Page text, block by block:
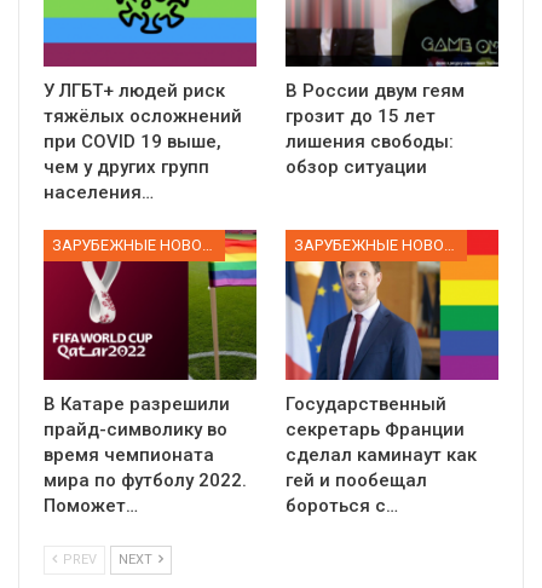
У ЛГБТ+ людей риск
тяжёлых осложнений
при COVID 19 выше,
чем у других групп
населения…
В России двум геям
грозит до 15 лет
лишения свободы:
обзор ситуации
ЗАРУБЕЖНЫЕ НОВОСТИ
В Катаре разрешили
прайд-символику во
время чемпионата
мира по футболу 2022.
Поможет…
ЗАРУБЕЖНЫЕ НОВОСТИ
Государственный
секретарь Франции
сделал каминаут как
гей и пообещал
бороться с…
PREV NEXT